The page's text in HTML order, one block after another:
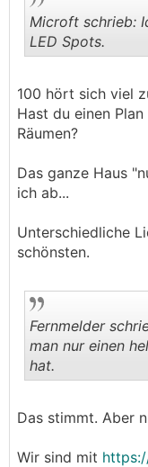
Microft schrieb:
LED Spots.
100 hört sich viel
Hast du einen
Räumen?
Das ganze Haus
ich ab...
Unterschiedliche
schönsten.
Fernmelder
man nur einen
hat.
Das stimmt. Aber
Wir sind mit